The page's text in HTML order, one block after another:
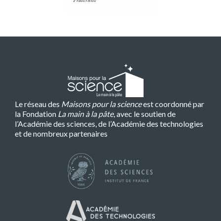
Le réseau des Maisons pour la scienceest coordonné par
la Fondation La main à la pâte, avec le soutien de
l’Académie des sciences, de l’Académie des technologies
et de nombreux partenaires